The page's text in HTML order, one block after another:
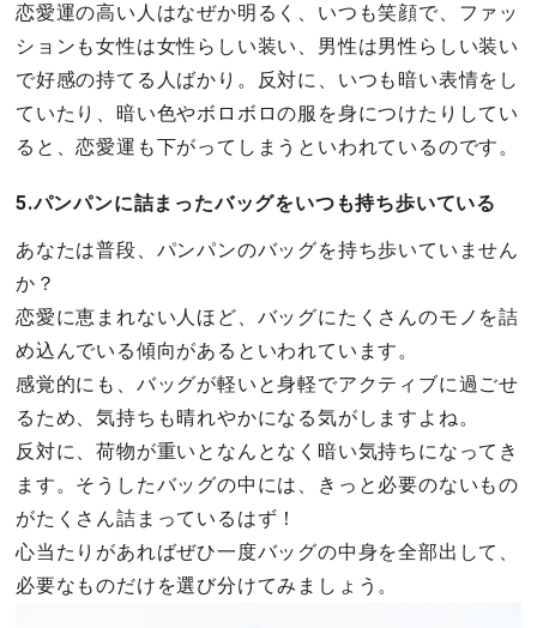
恋愛運の高い人はなぜか明るく、いつも笑顔で、ファッ
ションも女性は女性らしい装い、男性は男性らしい装い
で好感の持てる人ばかり。反対に、いつも暗い表情をし
ていたり、暗い色やボロボロの服を身につけたりしてい
ると、恋愛運も下がってしまうといわれているのです。
5.パンパンに詰まったバッグをいつも持ち歩いている
あなたは普段、パンパンのバッグを持ち歩いていません
か？
恋愛に恵まれない人ほど、バッグにたくさんのモノを詰
め込んでいる傾向があるといわれています。
感覚的にも、バッグが軽いと身軽でアクティブに過ごせ
るため、気持ちも晴れやかになる気がしますよね。
反対に、荷物が重いとなんとなく暗い気持ちになってき
ます。そうしたバッグの中には、きっと必要のないもの
がたくさん詰まっているはず！
心当たりがあればぜひ一度バッグの中身を全部出して、
必要なものだけを選び分けてみましょう。